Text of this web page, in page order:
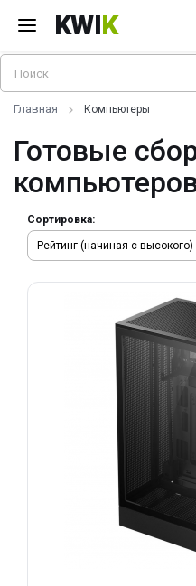
KWIK
Главная Компьютеры
Готовые
Сортировка: